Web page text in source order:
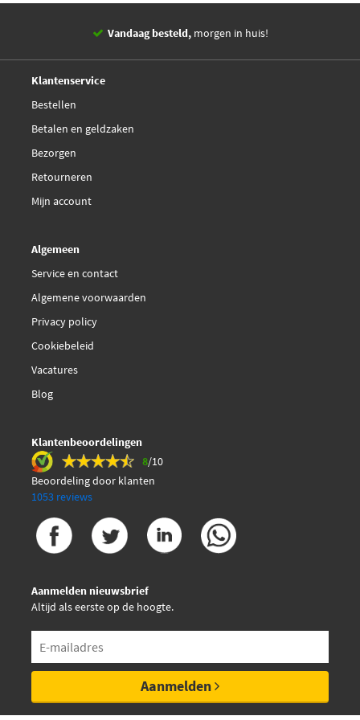
Vandaag besteld, morgen in huis!
Klantenservice
Bestellen
Betalen en geldzaken
Bezorgen
Retourneren
Mijn account
Algemeen
Service en contact
Algemene voorwaarden
Privacy policy
Cookiebeleid
Vacatures
Blog
Klantenbeoordelingen
8/10
Beoordeling door klanten
1053 reviews
Aanmelden nieuwsbrief
Altijd als eerste op de hoogte.
Aanmelden